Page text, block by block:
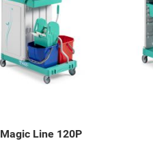
Magic Line 120P